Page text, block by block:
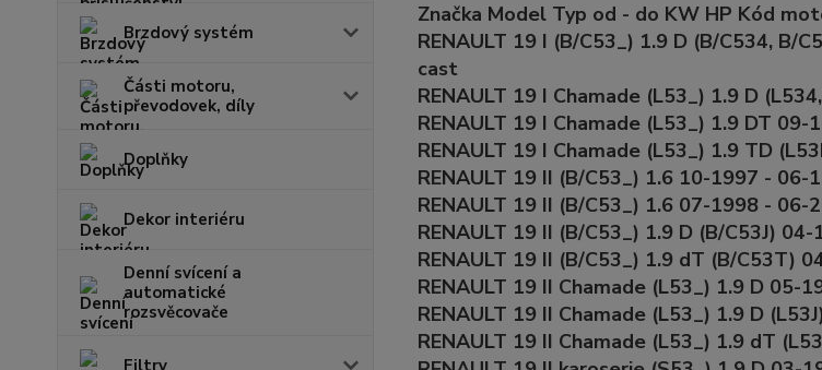
Brzdový systém
Části motoru,
převodovek, díly
Doplňky
Dekor interiéru
Denní svícení a
automatické
rozsvěcovače
Filtry
Značka Model Typ od - do KW HP Kód
RENAULT 19 I (B/C53_) 1.9 D (B/C534, B/
cast
RENAULT 19 I Chamade (L53_) 1.9 D
RENAULT 19 I Chamade (L53_) 1.9 DT
RENAULT 19 I Chamade (L53_) 1.9 TD
RENAULT 19 II (B/C53_) 1.6 10-1997 -
RENAULT 19 II (B/C53_) 1.6 07-1998 -
RENAULT 19 II (B/C53_) 1.9 D (B/C53J)
RENAULT 19 II (B/C53_) 1.9 dT (B/C53T)
RENAULT 19 II Chamade (L53_) 1.9 D
RENAULT 19 II Chamade (L53_) 1.9 D
RENAULT 19 II Chamade (L53_) 1.9 dT